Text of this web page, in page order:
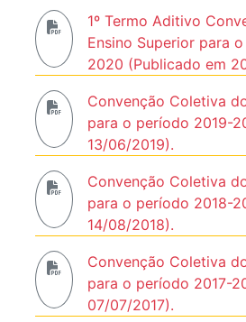
1º Termo Aditivo
Ensino Superior para
2020 (Publicado em
Convenção Coletiva
para o período 2019-
13/06/2019).
Convenção Coletiva
para o período 2018-
14/08/2018).
Convenção Coletiva
para o período 2017-
07/07/2017).